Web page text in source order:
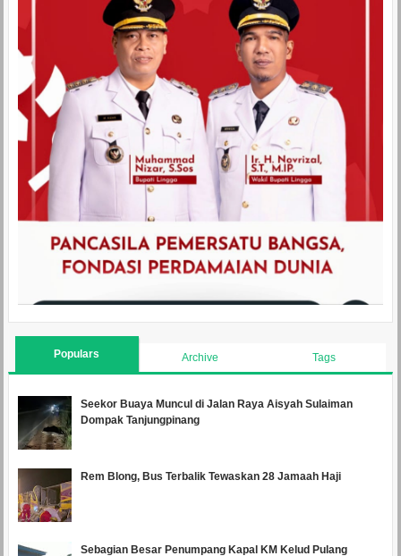
Populars Archive Tags
Seekor Buaya Muncul di Jalan Raya Aisyah Sulaiman
Dompak Tanjungpinang
Rem Blong, Bus Terbalik Tewaskan 28 Jamaah Haji
Sebagian Besar Penumpang Kapal KM Kelud Pulang